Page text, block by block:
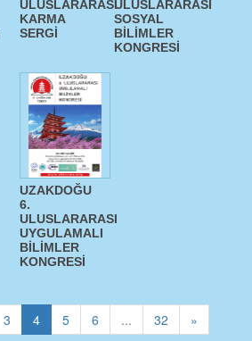
ULUSLARARASI
KARMA
SERGİ
ULUSLARARASI
SOSYAL
BİLİMLER
KONGRESİ
UZAKDOĞU
6.
ULUSLARARASI
UYGULAMALI
BİLİMLER
KONGRESİ
3 4 5 6 ... 32 »